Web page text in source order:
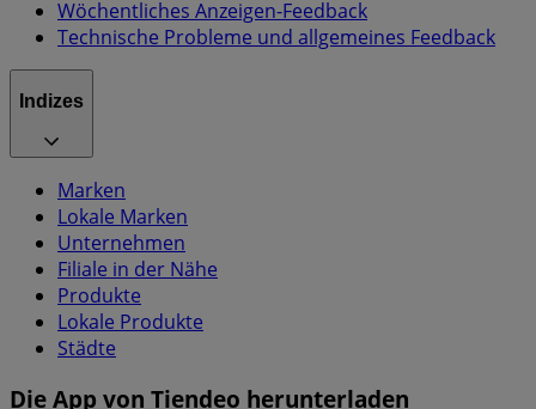
Wöchentliches Anzeigen-Feedback
Technische Probleme und allgemeines Feedback
Indizes
Marken
Lokale Marken
Unternehmen
Filiale in der Nähe
Produkte
Lokale Produkte
Städte
Die App von Tiendeo herunterladen